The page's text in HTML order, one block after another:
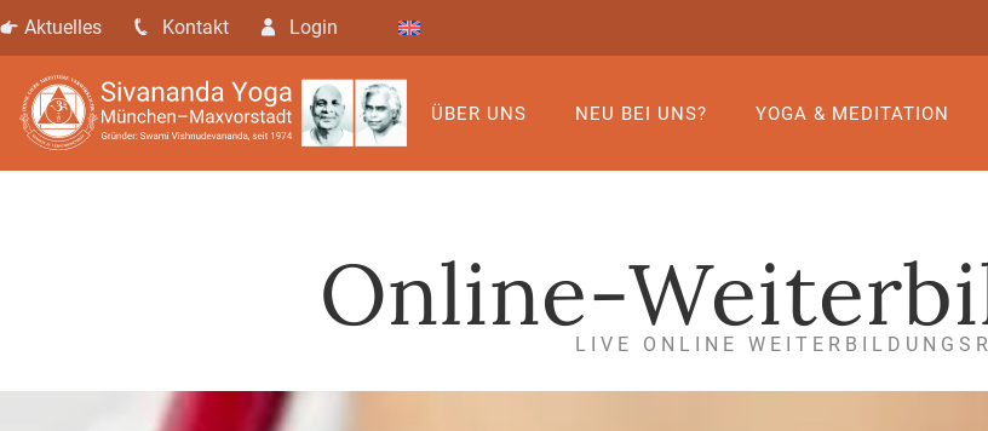
Aktuelles Kontakt Login
ÜBER UNS NEU BEI UNS? YOGA & MEDITATION
Online-LIVE ONLINE